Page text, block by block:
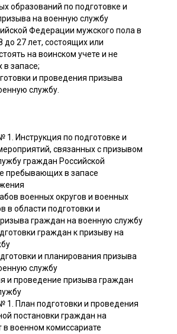
образований по подготовке и
на военную службу
Федерации мужского пола в
до 27 лет, состоящих или
на воинском учете и не
запасе;
и проведения призыва
службу.
Инструкция по подготовке и
связанных с призывом
граждан Российской
пребывающих в запасе
военных округов и военных
в области подготовки и
граждан на военную службу
граждан к призыву на
и планирования призыва
службу
и проведение призыва граждан
1. План подготовки и проведения
постановки граждан на
в военном комиссариате